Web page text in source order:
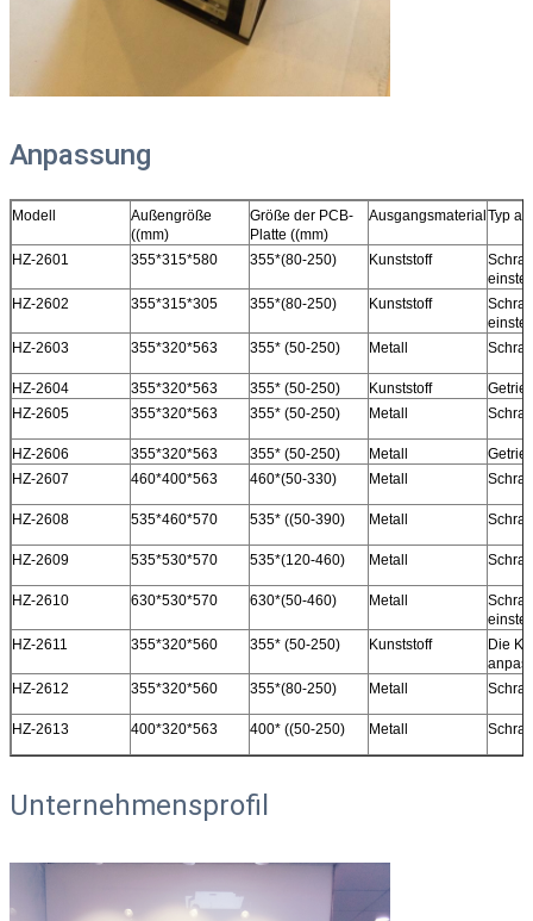
Anpassung
Modell
Außengröße
((mm)
Größe der PCB-
Platte ((mm)
AusgangsmaterialTyp
HZ-2601 355*315*580 355*(80-250) Kunststoff
HZ-2602
355*315*305 355*(80-250) Kunststoff
HZ-2603
355*320*563 355* (50-250) Metall
HZ-2604 355*320*563 355* (50-250) Kunststoff
HZ-2605
355*320*563 355* (50-250) Metall
HZ-2606 355*320*563 355* (50-250) Metall
HZ-2607
460*400*563 460*(50-330) Metall
HZ-2608 535*460*570 535* ((50-390) Metall
HZ-2609 535*530*570 535*(120-460) Metall
HZ-2610 630*530*570 630*(50-460) Metall
HZ-2611
355*320*560 355* (50-250) Kunststoff
Die
HZ-2612
355*320*560 355*(80-250) Metall
HZ-2613 400*320*563 400* ((50-250) Metall
Unternehmensprofil